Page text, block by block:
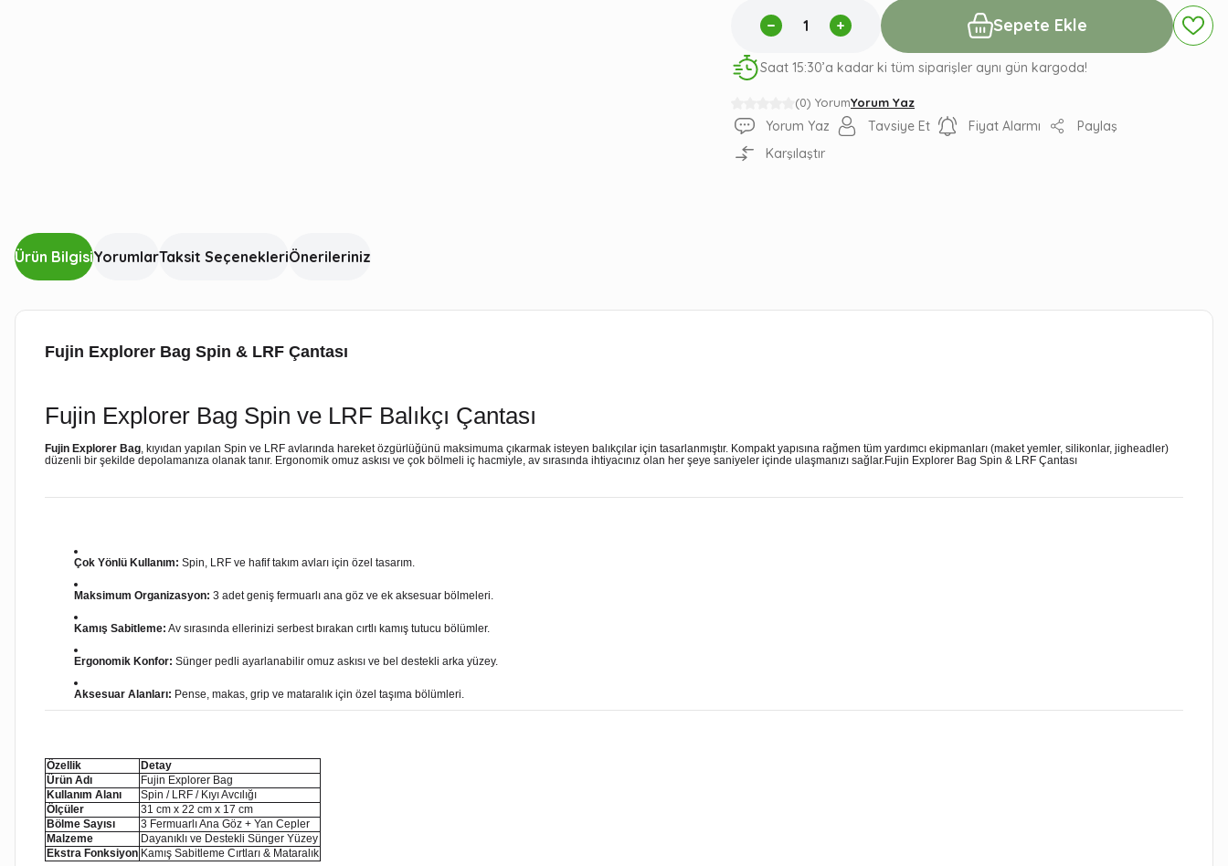
(0) YorumYorum Yaz
Sepete Ekle
Saat 15:30’a kadar ki tüm siparişler aynı gün kargoda!
Yorum Yaz Tavsiye Et Fiyat Alarmı
Paylaş
Karşılaştır
Ürün BilgisiYorumlarTaksit SeçenekleriÖnerileriniz
Fujin Explorer Bag Spin & LRF Çantası
Fujin Explorer Bag Spin ve LRF Balıkçı Çantası
Fujin Explorer Bag, kıyıdan yapılan Spin ve LRF avlarında hareket özgürlüğünü maksimuma çıkarmak isteyen balıkçılar için tasarlanmıştır. Kompakt yapısına rağmen tüm yardımcı ekipmanları (maket yemler, silikonlar, jigheadler)
düzenli bir şekilde depolamanıza olanak tanır. Ergonomik omuz askısı ve çok bölmeli iç hacmiyle, av sırasında ihtiyacınız olan her şeye saniyeler içinde ulaşmanızı sağlar.Fujin Explorer Bag Spin & LRF Çantası
Çok Yönlü Kullanım: Spin, LRF ve hafif takım avları için özel tasarım.
Maksimum Organizasyon: 3 adet geniş fermuarlı ana göz ve ek aksesuar bölmeleri.
Kamış Sabitleme: Av sırasında ellerinizi serbest bırakan cırtlı kamış tutucu bölümler.
Ergonomik Konfor: Sünger pedli ayarlanabilir omuz askısı ve bel destekli arka yüzey.
Aksesuar Alanları: Pense, makas, grip ve mataralık için özel taşıma bölümleri.
Özellik
Detay
Ürün Adı
Fujin Explorer Bag
Kullanım Alanı
Spin / LRF / Kıyı Avcılığı
Ölçüler
31 cm x 22 cm x 17 cm
Bölme Sayısı
3 Fermuarlı Ana Göz + Yan Cepler
Malzeme
Dayanıklı ve Destekli Sünger Yüzey
Ekstra Fonksiyon Kamış Sabitleme Cırtları & Mataralık